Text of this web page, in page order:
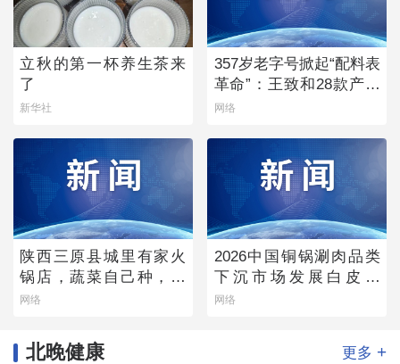
立秋的第一杯养生茶来
了
新华社
357岁老字号掀起“配料表
革命”：王致和28款产品
获清洁标签0级评价
网络
陕西三原县城里有家火
锅店，蔬菜自己种，羊
肉从盐池拉，毛肚当天
网络
2026中国铜锅涮肉品类
下沉市场发展白皮书
——老北京味道的县域
网络
北晚健康 更多 +